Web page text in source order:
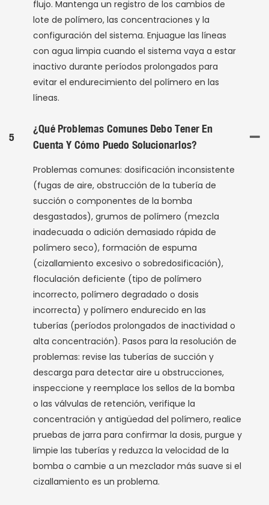
flujo. Mantenga un registro de los cambios de
lote de polímero, las concentraciones y la
configuración del sistema. Enjuague las líneas
con agua limpia cuando el sistema vaya a estar
inactivo durante períodos prolongados para
evitar el endurecimiento del polímero en las
líneas.
5
¿Qué Problemas Comunes Debo Tener En
Cuenta Y Cómo Puedo Solucionarlos?
Problemas comunes: dosificación inconsistente
(fugas de aire, obstrucción de la tubería de
succión o componentes de la bomba
desgastados), grumos de polímero (mezcla
inadecuada o adición demasiado rápida de
polímero seco), formación de espuma
(cizallamiento excesivo o sobredosificación),
floculación deficiente (tipo de polímero
incorrecto, polímero degradado o dosis
incorrecta) y polímero endurecido en las
tuberías (períodos prolongados de inactividad o
alta concentración). Pasos para la resolución de
problemas: revise las tuberías de succión y
descarga para detectar aire u obstrucciones,
inspeccione y reemplace los sellos de la bomba
o las válvulas de retención, verifique la
concentración y antigüedad del polímero, realice
pruebas de jarra para confirmar la dosis, purgue y
limpie las tuberías y reduzca la velocidad de la
bomba o cambie a un mezclador más suave si el
cizallamiento es un problema.